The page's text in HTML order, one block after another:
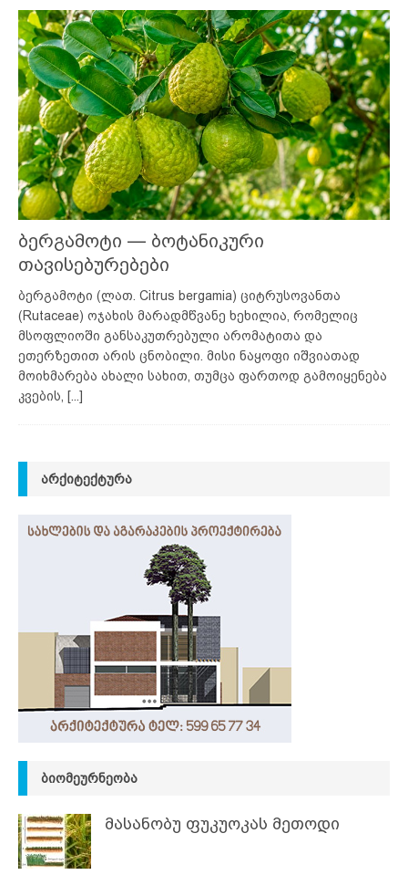
ბერგამოტი — ბოტანიკური
თავისებურებები
ბერგამოტი (ლათ. Citrus bergamia) ციტრუსოვანთა
(Rutaceae) ოჯახის მარადმწვანე ხეხილია, რომელიც
მსოფლიოში განსაკუთრებული არომატითა და
ეთერზეთით არის ცნობილი. მისი ნაყოფი იშვიათად
მოიხმარება ახალი სახით, თუმცა ფართოდ გამოიყენება
კვების,
[...]
ᲐᲠᲥᲘᲢᲔᲥᲢᲣᲠᲐ
ᲑᲘᲝᲛᲔᲣᲠᲜᲔᲝᲑᲐ
მასანობუ ფუკუოკას მეთოდი